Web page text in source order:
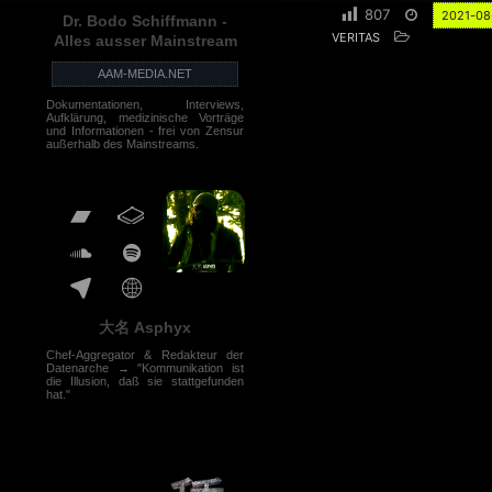
Dr. Bodo Schiffmann -
Alles ausser Mainstream
AAM-MEDIA.NET
Dokumentationen, Interviews,
Aufklärung, medizinische Vorträge
und Informationen - frei von Zensur
außerhalb des Mainstreams.
大名 Asphyx
Chef-Aggregator & Redakteur der
Datenarche → "Kommunikation ist
die Illusion, daß sie stattgefunden
hat."
807 2021-
VERITAS